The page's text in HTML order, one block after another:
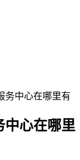
务中心在哪里有
中心在哪里